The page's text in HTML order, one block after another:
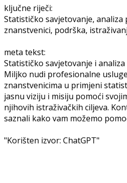
ključne riječi:
Statističko savjetovanje,
znanstvenici, podrška,
meta tekst:
Statističko savjetovanje i
Miljko nudi profesionalne
znanstvenicima u primjeni
jasnu viziju i misiju pomoći
njihovih istraživačkih ciljeva.
saznali kako vam možemo
"Korišten izvor: ChatGPT"